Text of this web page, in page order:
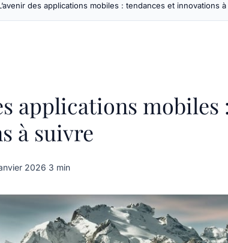
des applications mobiles : tendances et innovations
applications mobiles
à suivre
2026·3 min